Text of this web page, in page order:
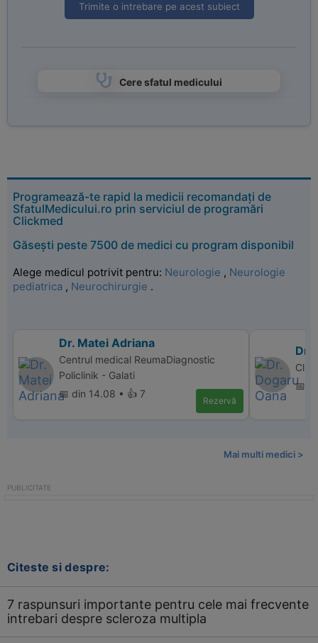
Trimite o intrebare pe acest subiect
Cere sfatul medicului
Programează-te rapid la medicii recomandați de
SfatulMedicului.ro prin serviciul de programări
Clickmed
Găsești peste 7500 de medici cu program disponibil
Alege medicul potrivit pentru: Neurologie , Neurologie
pediatrica , Neurochirurgie .
Dr. Matei Adriana
Centrul medical ReumaDiagnostic
Policlinik - Galati
📅 din 14.08 • 👍 7
Rezervă
Dr.
📅
Mai multi medici >
Citeste si despre:
7 raspunsuri importante pentru cele mai frecvente
intrebari despre scleroza multipla